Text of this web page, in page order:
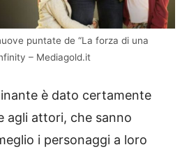
puntate de “La forza di una
– Mediagold.it
è dato certamente
agli attori, che sanno
i personaggi a loro